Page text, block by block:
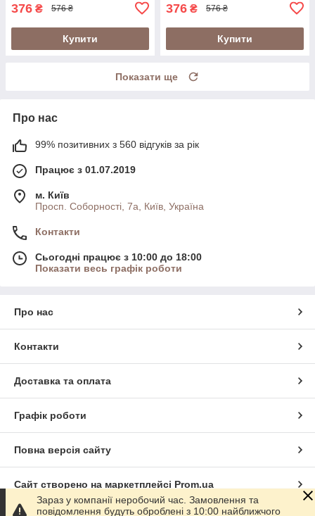
376 ₴ 576 ₴
Купити
376 ₴ 576 ₴
Купити
Показати ще
Про нас
99% позитивних з 560 відгуків за рік
Працює з 01.07.2019
м. Київ
Просп. Соборності, 7а, Київ, Україна
Контакти
Сьогодні працює з 10:00 до 18:00
Показати весь графік роботи
Про нас
Контакти
Доставка та оплата
Графік роботи
Повна версія сайту
Сайт створено на маркетплейсі Prom.ua
Зараз у компанії неробочий час. Замовлення та
повідомлення будуть оброблені з 10:00 найближчого